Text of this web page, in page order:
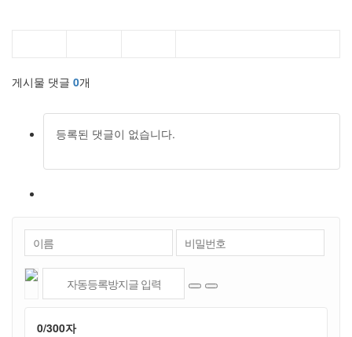
게시물 댓글 0개
등록된 댓글이 없습니다.
0/300자